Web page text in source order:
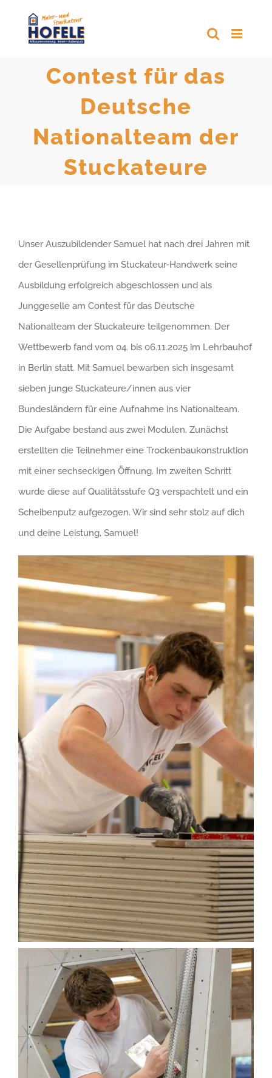
Contest für das
Deutsche
Nationalteam der
Stuckateure
Unser Auszubildender Samuel hat nach drei Jahren mit
der Gesellenprüfung im Stuckateur-Handwerk seine
Ausbildung erfolgreich abgeschlossen und als
Junggeselle am Contest für das Deutsche
Nationalteam der Stuckateure teilgenommen. Der
Wettbewerb fand vom 04. bis 06.11.2025 im Lehrbauhof
in Berlin statt. Mit Samuel bewarben sich insgesamt
sieben junge Stuckateure/innen aus vier
Bundesländern für eine Aufnahme ins Nationalteam.
Die Aufgabe bestand aus zwei Modulen. Zunächst
erstellten die Teilnehmer eine Trockenbaukonstruktion
mit einer sechseckigen Öffnung. Im zweiten Schritt
wurde diese auf Qualitätsstufe Q3 verspachtelt und ein
Scheibenputz aufgezogen. Wir sind sehr stolz auf dich
und deine Leistung, Samuel!